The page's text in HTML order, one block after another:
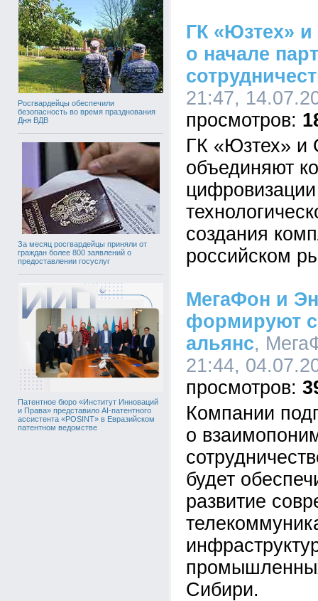
Росгвардейцы обеспечили
безопасность во время празднования
Дня ВДВ
За месяц росгвардейцы приняли от
граждан более 800 заявлений о
предоставлении госуслуг
Патентное бюро «Институт Инноваций
и Права» представило AI-патентного
ассистента «POSINT» в Евразийском
патентном ведомстве
ГК «Юзтех»
о начале
21:47,
ГК «Юзтех»
объединяют
создания
российском
МегаФон и
формируют
альянс,
21:44,
Компании
о
будет
развитие
Сибири.